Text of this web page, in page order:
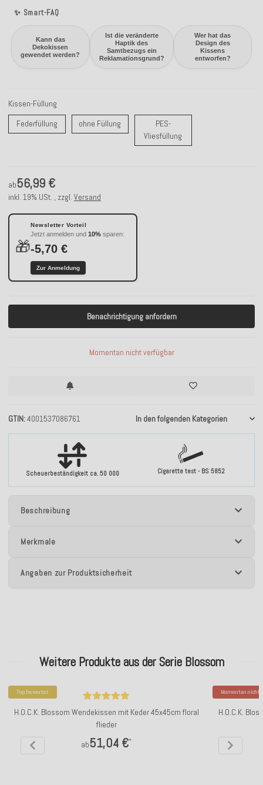
✨ Smart-FAQ
Kann das
Dekokissen
gewendet werden?
Ist die veränderte
Haptik des
Samtbezugs ein
Reklamationsgrund?
Wer hat das
Design des
Kissens
entworfen?
Scheuerbeständigkeit ca. 50 000 Cigarette test - BS 5852
GTIN 4001537086761 In den folgenden Kategorien
Kissen-Füllung
FederfüllungFederfüllungohne Füllung ohne FüllungPES-
Vliesfüllung
ab56,99 €
inkl. 19% USt. , zzgl. Versand
🎁
Newsletter Vorteil
Jetzt anmelden und 10% sparen:
-5,70 €
Zur Anmeldung
Benachrichtigung anfordern
Momentan nicht verfügbar
Beschreibung
Merkmale
Angaben zur Produktsicherheit
Weitere Produkte aus der Serie Blossom
Top bewertet
H.O.C.K. Blossom Wendekissen mit Keder 45x45cm floral
flieder
ab51,04 €*
Momentan nicht
H.O.C.K.